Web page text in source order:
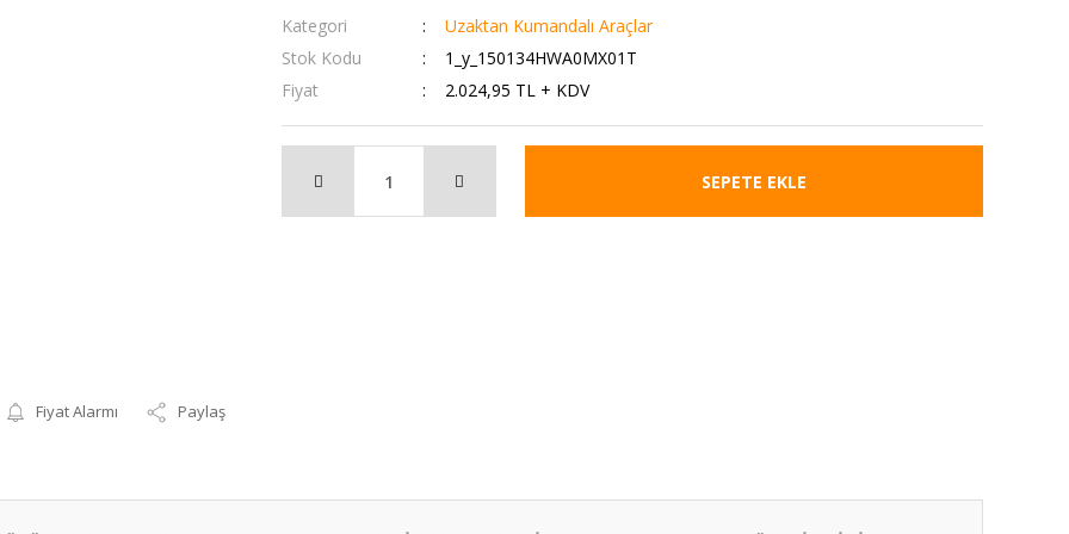
Fiyat Alarmı Paylaş
Kategori
Uzaktan Kumandalı Araçlar
Stok Kodu
1_y_150134HWA0MX01T
Fiyat
2.024,95 TL + KDV
SEPETE EKLE